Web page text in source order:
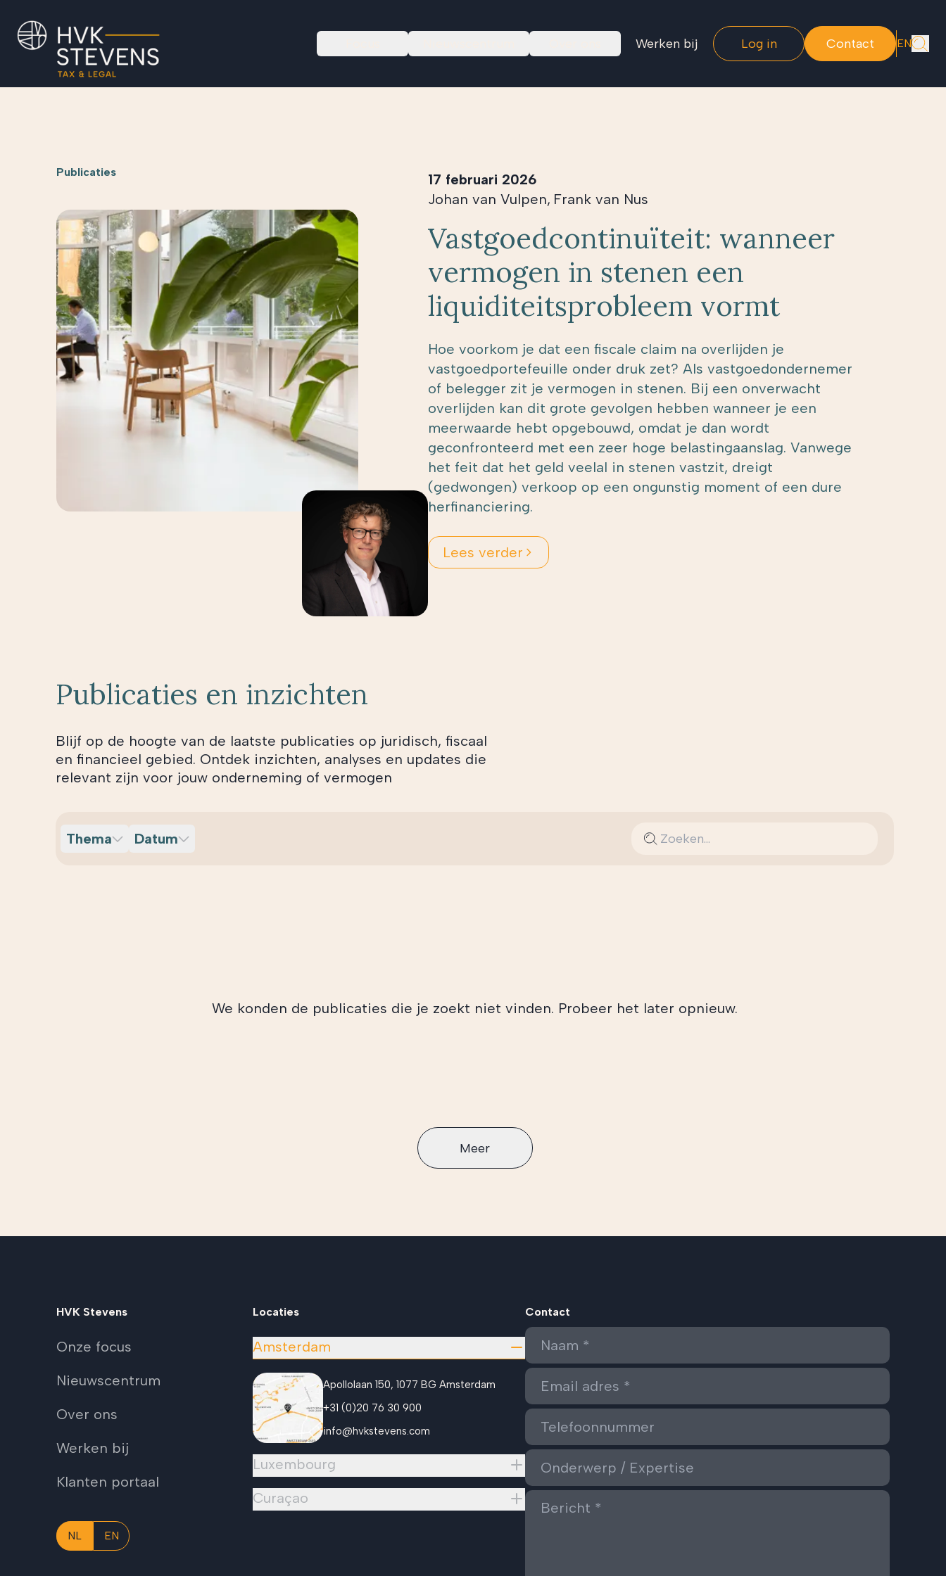
Werken bij Log in Contact EN
Publicaties
17 februari 2026
Johan van Vulpen, Frank van Nus
Vastgoedcontinuïteit: wanneer
vermogen in stenen een
liquiditeitsprobleem vormt
Hoe voorkom je dat een fiscale claim na overlijden je
vastgoedportefeuille onder druk zet? Als vastgoedondernemer
of belegger zit je vermogen in stenen. Bij een onverwacht
overlijden kan dit grote gevolgen hebben wanneer je een
meerwaarde hebt opgebouwd, omdat je dan wordt
geconfronteerd met een zeer hoge belastingaanslag. Vanwege
het feit dat het geld veelal in stenen vastzit, dreigt
(gedwongen) verkoop op een ongunstig moment of een dure
herfinanciering.
Lees verder
Publicaties en inzichten
Blijf op de hoogte van de laatste publicaties op juridisch, fiscaal
en financieel gebied. Ontdek inzichten, analyses en updates die
relevant zijn voor jouw onderneming of vermogen
Thema Datum
We konden de publicaties die je zoekt niet vinden. Probeer het later opnieuw.
Meer
HVK Stevens
Onze focus
Nieuwscentrum
Over ons
Werken bij
Klanten portaal
NL EN
Locaties
Amsterdam
Apollolaan 150, 1077 BG Amsterdam
+31 (0)20 76 30 900
info@hvkstevens.com
Luxembourg
Curaçao
Contact